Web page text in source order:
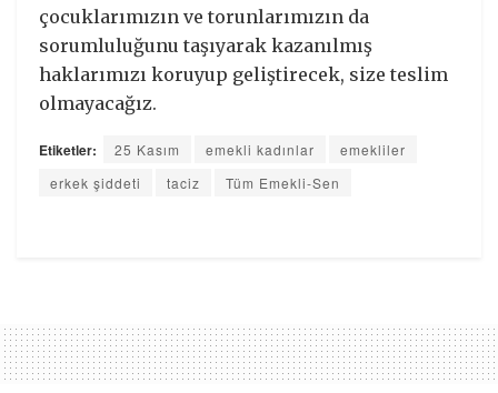
çocuklarımızın ve torunlarımızın da
sorumluluğunu taşıyarak kazanılmış
haklarımızı koruyup geliştirecek, size teslim
olmayacağız.
Etiketler: 25 Kasım emekli kadınlar
emekliler
erkek şiddeti
taciz Tüm Emekli-Sen